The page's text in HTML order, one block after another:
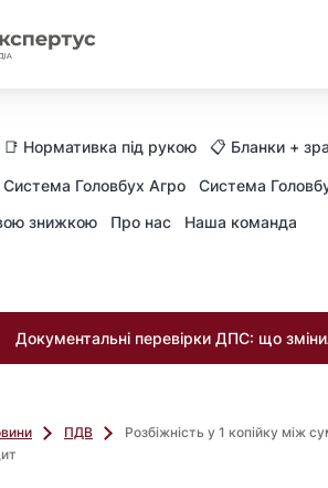
📑 Нормативка під рукою 📋 Бланки +
Система Головбух Агро
Система
знижкою Про нас Наша команда
Документальні перевірки ДПС: що
ПДВ
Розбіжність у 1 копійку між